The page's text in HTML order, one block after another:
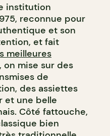
institution
reconnue pour
et son
et fait
meilleures
on mise sur des
de
des assiettes
et une belle
Côté fattouche,
bien